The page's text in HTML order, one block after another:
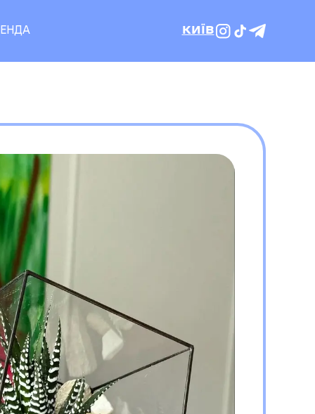
КИЇВ